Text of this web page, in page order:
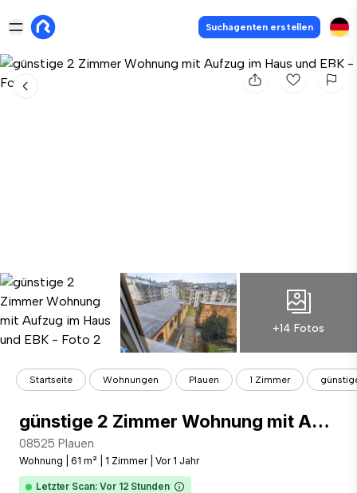
Suchagenten erstellen
+14 Fotos
Startseite Wohnungen Plauen 1 Zimmer
günstige 2 Zimmer Wohnung mit Aufzug im Haus und EBK
08525 Plauen
Wohnung 61 m² 1 Zimmer Vor 1 Jahr
Letzter Scan: Vor 12 Stunden